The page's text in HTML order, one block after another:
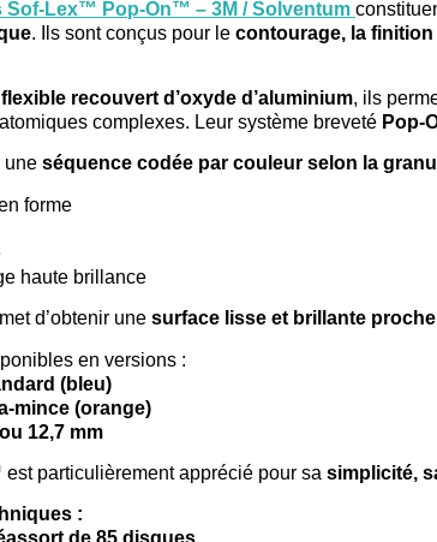
Sof-Lex™ Pop-On™ – 3M / Solventum
. Ils sont conçus pour le contourage, la
recouvert d’oxyde d’aluminium, ils
complexes. Leur système breveté Pop-
une séquence codée par couleur selon la
forme
haute brillance
d’obtenir une surface lisse et brillante proche
en versions :
(bleu)
mince (orange)
12,7 mm
particulièrement apprécié pour sa simplicité,
: